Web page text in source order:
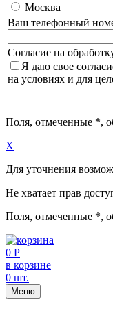
Москва
Ваш телефонный
Согласие на
Я даю свое
на условиях и для
Поля, отмеченные *,
X
Для уточнения
Не хватает прав
Поля, отмеченные *,
0 Р
в корзине
0 шт.
Меню